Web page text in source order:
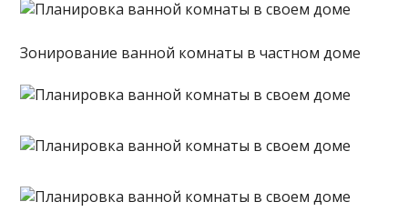
Зонирование ванной комнаты в частном доме